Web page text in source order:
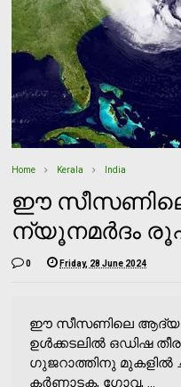
Home Kerala India
ഈ
ന്യൂനമര്‍ദം
0 Friday, 28 June 2024
ഈ സീസണിലെ ആദ്യ
ഉള്‍ക്കടലില്‍ ഒഡിഷ
ഗുജറാത്തിനു മുകളില്‍
കര്‍ണാടക, ഗോവ, ...